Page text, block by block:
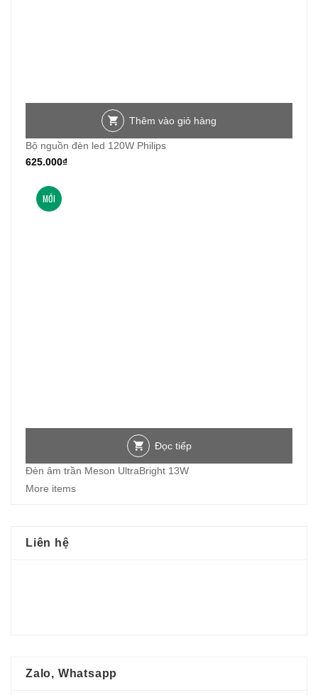
Thêm vào giỏ hàng
Bộ nguồn đèn led 120W Philips
625.000₫
MỚI
Đọc tiếp
Đèn âm trần Meson UltraBright 13W
More items
Liên hệ
Zalo, Whatsapp